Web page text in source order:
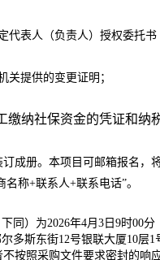
代表人 （负责人） 授权委托书
关提供的变更证明；
缴纳社保资金的凭证和
订成册。本项目可邮箱报名，
称+联系人+联系电话”。
同）为2026年4月3日9时00分
多斯东街12号银联大厦10层1
按照采购文件要求密封的响